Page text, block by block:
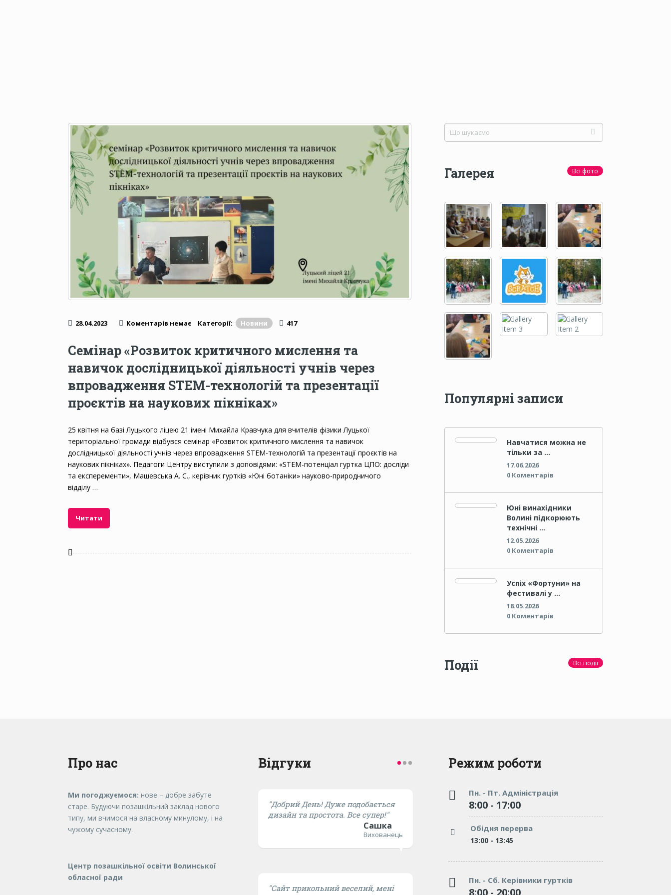
28.04.2023 Коментарів немає Категорії: Новини 417
Семінар «Розвиток критичного мислення та
навичок дослідницької діяльності учнів через
впровадження STEM-технологій та презентації
проєктів на наукових пікніках»
25 квітня на базі Луцького ліцею 21 імені Михайла Кравчука для вчителів фізики Луцької
територіальної громади відбувся семінар «Розвиток критичного мислення та навичок
дослідницької діяльності учнів через впровадження STEM-технологій та презентації проєктів на
наукових пікніках». Педагоги Центру виступили з доповідями: «STEM-потенціал гуртка ЦПО: досліди
та експеременти», Машевська А. С., керівник гуртків «Юні ботаніки» науково-природничого
відділу …
Читати
Галерея Всі фото
Популярні записи
Навчатися можна не
тільки за …
17.06.2026
0 Коментарів
Юні винахідники
Волині підкорюють
технічні …
12.05.2026
0 Коментарів
Успіх «Фортуни» на
фестивалі у …
18.05.2026
0 Коментарів
Події Всі події
Про нас
Ми погоджуємося: нове – добре забуте
старе. Будуючи позашкільний заклад нового
типу, ми вчимося на власному минулому, і на
чужому сучасному.
Центр позашкільної освіти Волинської
обласної ради
Відгуки
"Добрий День! Дуже подобається
дизайн та простота. Все супер!"
Сашка
Вихованець
"Сайт прикольний веселий, мені
"We’ve tried dozens of elementary
schools, but none of them can be
compared to Burgess. Affectionate,
and caring."
Teacher
Режим роботи
Пн. - Пт. Адміністрація
8:00 - 17:00
Обідня перерва
13:00 - 13:45
Пн. - Сб. Керівники гуртків